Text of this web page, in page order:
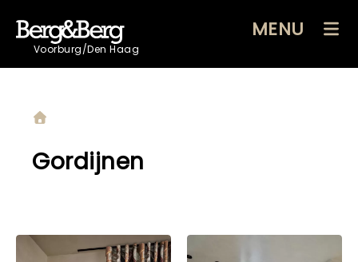
Voorburg/Den Haag
MENU
Gordijnen